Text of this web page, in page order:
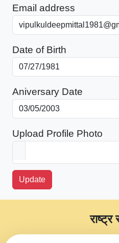
Email address
Date of Birth
Aniversary Date
Upload Profile Photo
Update
राष्ट्र